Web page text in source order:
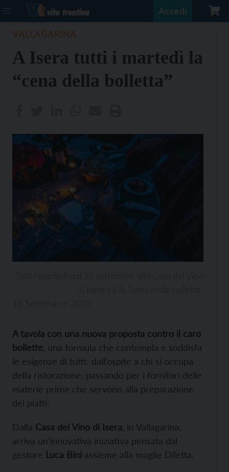
Accedi
A Isera tutti i martedì la
“cena della bolletta”
A tavola con una nuova proposta contro il caro
bollette , una formula che contempla e soddisfa
le esigenze di tutti: dall’ospite a chi si occupa
della ristorazione, passando per i fornitori delle
materie prime che servono alla preparazione
dei piatti.
Dalla Casa del Vino di Isera , in Vallagarina,
arriva un’innovativa iniziativa pensata dal
gestore Luca Bini assieme alla moglie Diletta.